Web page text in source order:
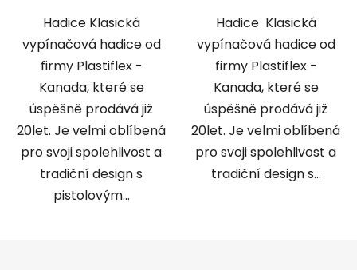
Hadice Klasická
vypínačová hadice od
firmy Plastiflex -
Kanada, které se
úspěšně prodává již
20let. Je velmi oblíbená
pro svoji spolehlivost a
tradiční design s
pistolovým...
Hadice Klasická
vypínačová hadice od
firmy Plastiflex -
Kanada, které se
úspěšně prodává již
20let. Je velmi oblíbená
pro svoji spolehlivost a
tradiční design s...